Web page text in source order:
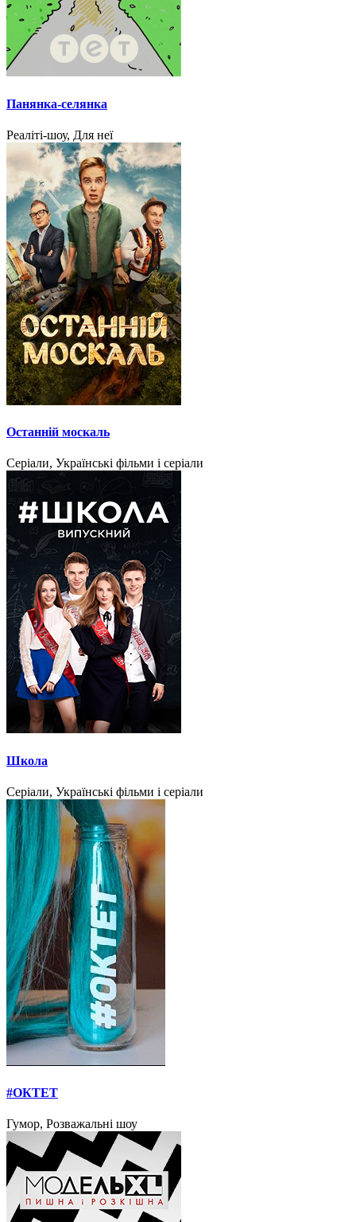
Панянка-селянка
Реаліті-шоу, Для неї
Останній москаль
Серіали, Українські фільми і серіали
Школа
Серіали, Українські фільми і серіали
#ОКТЕТ
Гумор, Розважальні шоу